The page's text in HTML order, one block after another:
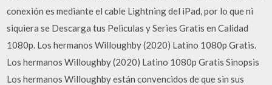
conexión es mediante el cable Lightning del iPad, por lo que ni
siquiera se Descarga tus Peliculas y Series Gratis en Calidad
1080p. Los hermanos Willoughby (2020) Latino 1080p Gratis.
Los hermanos Willoughby (2020) Latino 1080p Gratis Sinopsis
Los hermanos Willoughby están convencidos de que sin sus